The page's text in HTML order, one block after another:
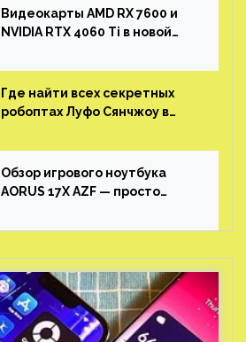
Видеокарты AMD RX 7600 и
NVIDIA RTX 4060 Ti в новой
Где найти всех секретных
робоптах Луфо Сянчжоу в
Обзор игрового ноутбука
AORUS 17X AZF — просто